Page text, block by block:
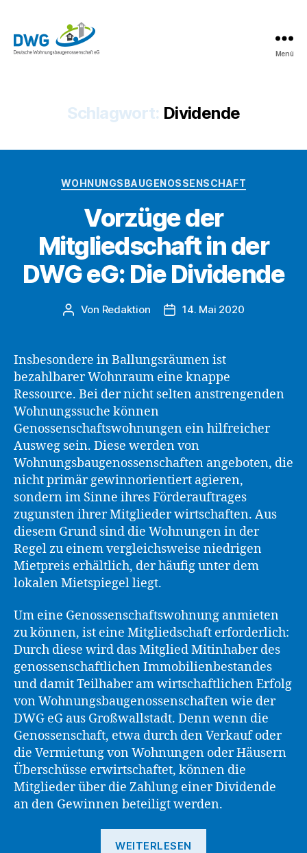
Menü
Schlagwort: Dividende
Kategorien
WOHNUNGSBAUGENOSSENSCHAFT
Vorzüge der
Mitgliedschaft in der
DWG eG: Die Dividende
Beitragsautor
Von Redaktion Beitragsdatum
14. Mai 2020
Insbesondere in Ballungsräumen ist
bezahlbarer Wohnraum eine knappe
Ressource. Bei der nicht selten anstrengenden
Wohnungssuche können
Genossenschaftswohnungen ein hilfreicher
Ausweg sein. Diese werden von
Wohnungsbaugenossenschaften angeboten, die
nicht primär gewinnorientiert agieren,
sondern im Sinne ihres Förderauftrages
zugunsten ihrer Mitglieder wirtschaften. Aus
diesem Grund sind die Wohnungen in der
Regel zu einem vergleichsweise niedrigen
Mietpreis erhältlich, der häufig unter dem
lokalen Mietspiegel liegt.
Um eine Genossenschaftswohnung anmieten
zu können, ist eine Mitgliedschaft erforderlich:
Durch diese wird das Mitglied Mitinhaber des
genossenschaftlichen Immobilienbestandes
und damit Teilhaber am wirtschaftlichen Erfolg
von Wohnungsbaugenossenschaften wie der
DWG eG aus Großwallstadt. Denn wenn die
Genossenschaft, etwa durch den Verkauf oder
die Vermietung von Wohnungen oder Häusern
Überschüsse erwirtschaftet, können die
Mitglieder über die Zahlung einer Dividende
an den Gewinnen beteiligt werden.
WEITERLESEN